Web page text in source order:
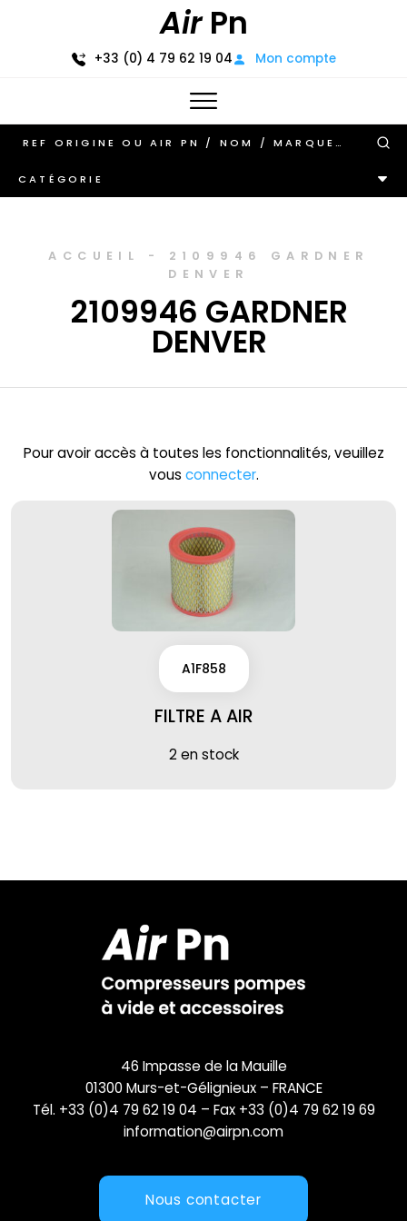
AirPn
+33 (0) 4 79 62 19 04 Mon compte
CATÉGORIE
ACCUEIL - 2109946 GARDNER
DENVER
2109946 GARDNER
DENVER
Pour avoir accès à toutes les fonctionnalités, veuillez
vous connecter.
A1F858
FILTRE A AIR
2 en stock
46 Impasse de la Mauille
01300 Murs-et-Gélignieux – FRANCE
Tél. +33 (0)4 79 62 19 04 – Fax +33 (0)4 79 62 19 69
information@airpn.com
Nous contacter